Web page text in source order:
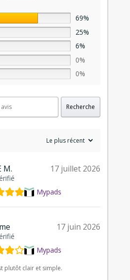
69%
25%
6%
0%
0%
Recherche
M. 17 juillet 2026
Mypads
17 juin 2026
Mypads
plutôt clair et simple.